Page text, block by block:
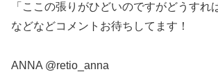
「ここの張りがひどいのですがどうすれ
などなどコメントお待ちしてます！
ANNA @retio_anna